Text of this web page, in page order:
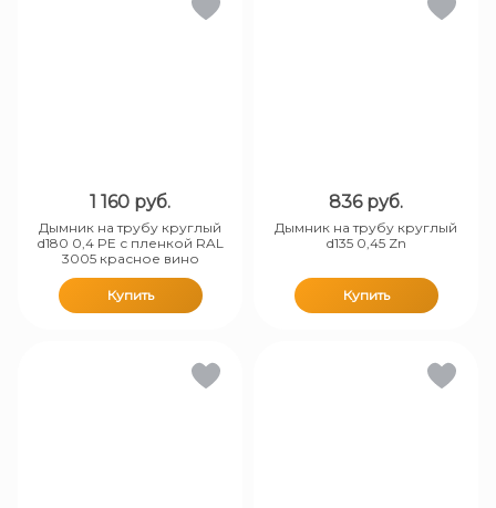
1 160 руб.
Дымник на трубу круглый
d180 0,4 PE с пленкой RAL
3005 красное вино
Купить
836 руб.
Дымник на трубу круглый
d135 0,45 Zn
Купить